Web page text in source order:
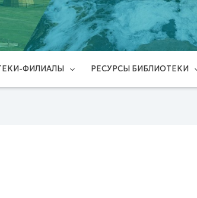
ФИЛИАЛЫ РЕСУРСЫ БИБЛИОТЕКИ